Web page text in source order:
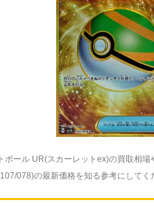
ボール UR(スカーレットex)の買取相
078)の最新価格を知る参考にしてく